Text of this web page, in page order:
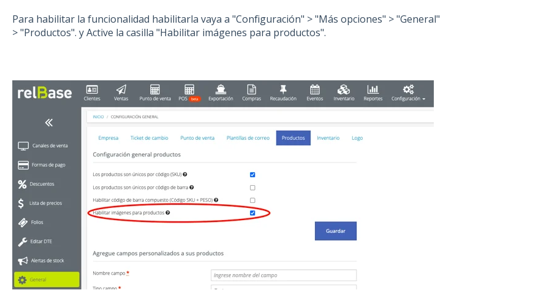
Para habilitar la funcionalidad habilitarla vaya a "Configuración" > "Más opciones" > "General"
> "Productos". y Active la casilla "Habilitar imágenes para productos".